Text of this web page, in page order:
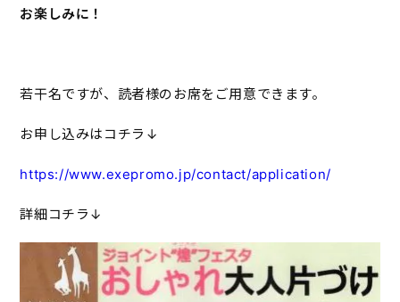
お楽しみに！
若干名ですが、読者様のお席をご用意できます。
お申し込みはコチラ↓
https://www.exepromo.jp/contact/application/
詳細コチラ↓